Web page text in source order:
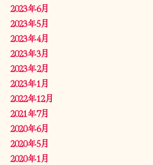
2023年6月
2023年5月
2023年4月
2023年3月
2023年2月
2023年1月
2022年12月
2021年7月
2020年6月
2020年5月
2020年1月